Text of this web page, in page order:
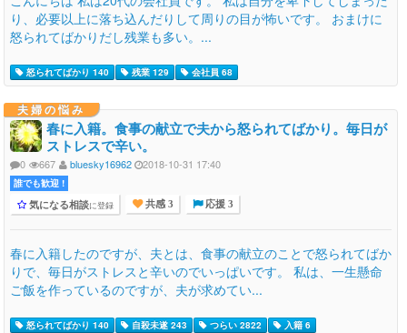
り、必要以上に落ち込んだりして周りの目が怖いです。 おまけに
怒られてばかりだし残業も多い。...
怒られてばかり 140 残業 129 会社員 68
夫婦の悩み
春に入籍。食事の献立で夫から怒られてばかり。毎日が
ストレスで辛い。
0 667 bluesky16962 2018-10-31 17:40
誰でも歓迎 !
気になる相談に登録 共感 3 応援 3
春に入籍したのですが、夫とは、食事の献立のことで怒られてばか
りで、毎日がストレスと辛いのでいっぱいです。 私は、一生懸命
ご飯を作っているのですが、夫が求めてい...
怒られてばかり 140 自殺未遂 243 つらい 2822 入籍 6